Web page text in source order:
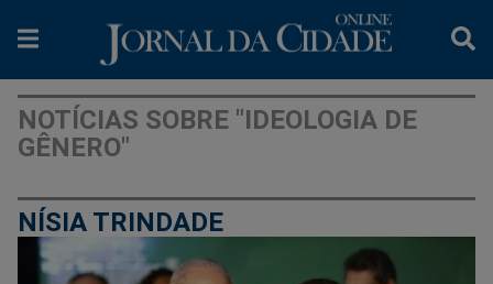
NOTÍCIAS SOBRE "IDEOLOGIA DE
GÊNERO"
NÍSIA TRINDADE